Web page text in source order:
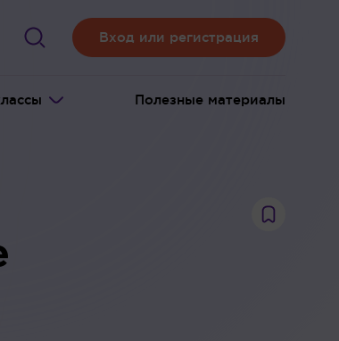
Вход или регистрация
Полезные материалы